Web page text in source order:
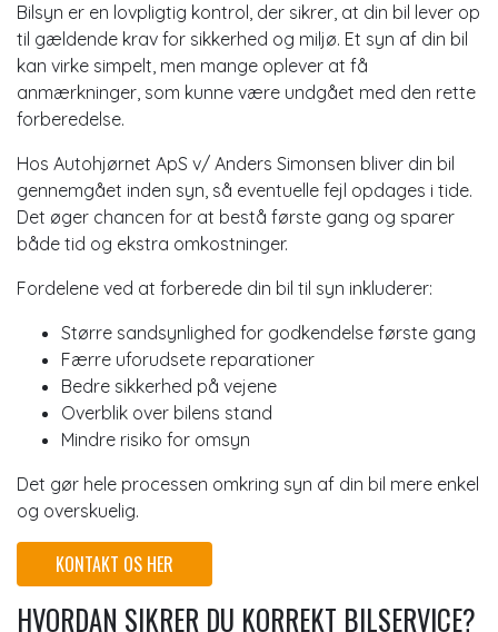
Bilsyn er en lovpligtig kontrol, der sikrer, at din bil lever op
til gældende krav for sikkerhed og miljø. Et syn af din bil
kan virke simpelt, men mange oplever at få
anmærkninger, som kunne være undgået med den rette
forberedelse.
Hos Autohjørnet ApS v/ Anders Simonsen bliver din bil
gennemgået inden syn, så eventuelle fejl opdages i tide.
Det øger chancen for at bestå første gang og sparer
både tid og ekstra omkostninger.
Fordelene ved at forberede din bil til syn inkluderer:
Større sandsynlighed for godkendelse første gang
Færre uforudsete reparationer
Bedre sikkerhed på vejene
Overblik over bilens stand
Mindre risiko for omsyn
Det gør hele processen omkring syn af din bil mere enkel
og overskuelig.
KONTAKT OS HER
HVORDAN SIKRER DU KORREKT BILSERVICE?